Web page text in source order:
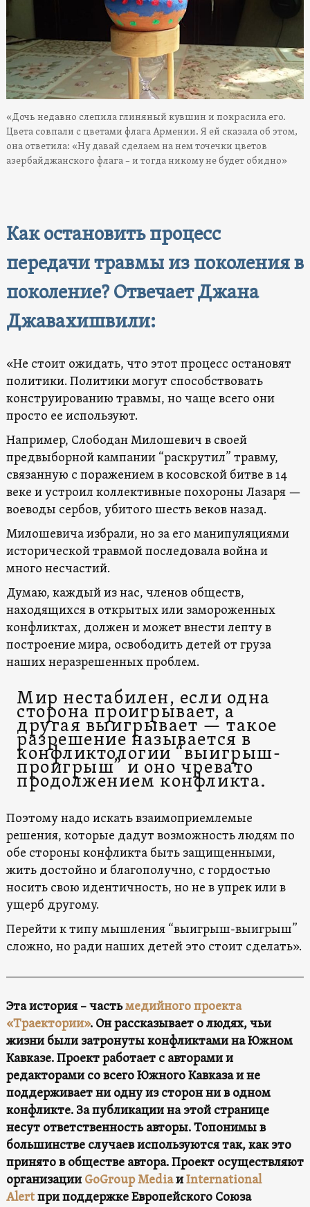
«Дочь недавно слепила глиняный кувшин и покрасила его.
Цвета совпали с цветами флага Армении. Я ей сказала об этом,
она ответила: «Ну давай сделаем на нем точечки цветов
азербайджанского флага – и тогда никому не будет обидно»
Как остановить процесс
передачи травмы из поколения в
поколение? Отвечает Джана
Джавахишвили:
«Не стоит ожидать, что этот процесс остановят
политики. Политики могут способствовать
конструированию травмы, но чаще всего они
просто ее используют.
Например, Слободан Милошевич в своей
предвыборной кампании “раскрутил” травму,
связанную с поражением в косовской битве в 14
веке и устроил коллективные похороны Лазаря —
воеводы сербов, убитого шесть веков назад.
Милошевича избрали, но за его манипуляциями
исторической травмой последовала война и
много несчастий.
Думаю, каждый из нас, членов обществ,
находящихся в открытых или замороженных
конфликтах, должен и может внести лепту в
построение мира, освободить детей от груза
наших неразрешенных проблем.
Мир нестабилен, если одна
сторона проигрывает, а
другая выигрывает — такое
разрешение называется в
конфликтологии “выигрыш-
проигрыш” и оно чревато
продолжением конфликта.
Поэтому надо искать взаимоприемлемые
решения, которые дадут возможность людям по
обе стороны конфликта быть защищенными,
жить достойно и благополучно, с гордостью
носить свою идентичность, но не в упрек или в
ущерб другому.
Перейти к типу мышления “выигрыш-выигрыш”
сложно, но ради наших детей это стоит сделать».
Эта история – частьмедийного проекта
«Траектории». Он рассказывает о людях, чьи
жизни были затронуты конфликтами на Южном
Кавказе. Проект работает c авторами и
редакторами со всего Южного Кавказа и не
поддерживает ни одну из сторон ни в одном
конфликте. За публикации на этой странице
несут ответственность авторы. Топонимы в
большинстве случаев используются так, как это
принято в обществе автора. Проект осуществляют
организации GoGroup MediaиInternational
Alertпри поддержке Европейского Союза